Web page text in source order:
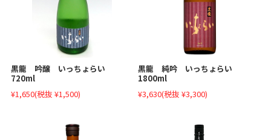
黒龍 吟醸 いっちょらい
720ml
¥1,650(税抜 ¥1,500)
黒龍 純吟 いっちょらい
1800ml
¥3,630(税抜 ¥3,300)